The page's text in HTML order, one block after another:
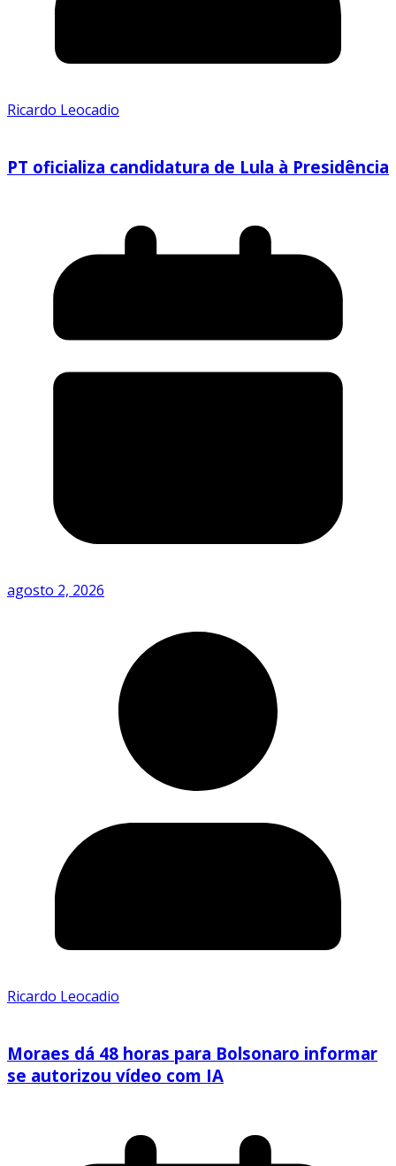
Ricardo Leocadio
PT oficializa candidatura de Lula à Presidência
agosto 2, 2026
Ricardo Leocadio
Moraes dá 48 horas para Bolsonaro informar
se autorizou vídeo com IA